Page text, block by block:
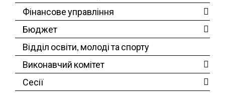
Фінансове управління
Бюджет
Відділ освіти, молоді та спорту
Виконавчий комітет
Сесії